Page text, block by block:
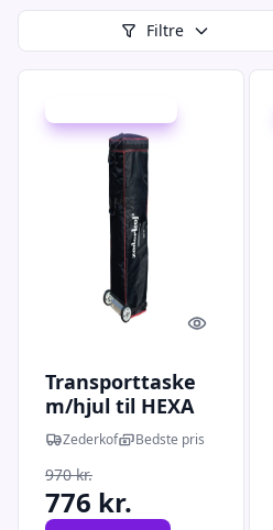
Filtre
Quick look
Transporttaske
m/hjul til HEXA
50mm 3x6m
Zederkof Bedste pris
970 kr.
776 kr.